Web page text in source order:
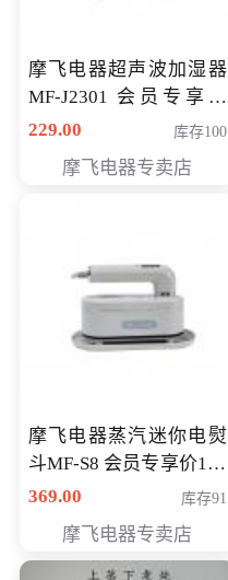
摩飞电器超声波加湿器
MF-J2301 会员专享价
168元
229.00 库存100
摩飞电器专卖店
摩飞电器蒸汽迷你电熨
斗MF-S8 会员专享价168
元
369.00 库存91
摩飞电器专卖店